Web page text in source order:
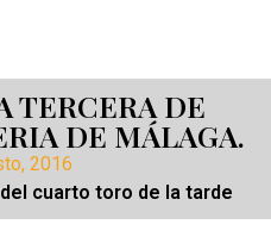
TERCERA DE
DE MÁLAGA.
2016
cuarto toro de la tarde